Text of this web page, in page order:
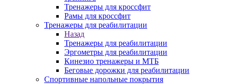
Тренажеры для кроссфит
Рамы для кроссфит
Тренажеры для реабилитации
Назад
Тренажеры для реабилитации
Эргометры для реабилитации
Кинезио тренажеры и МТБ
Беговые дорожки для реабилитации
Спортивные напольные покрытия